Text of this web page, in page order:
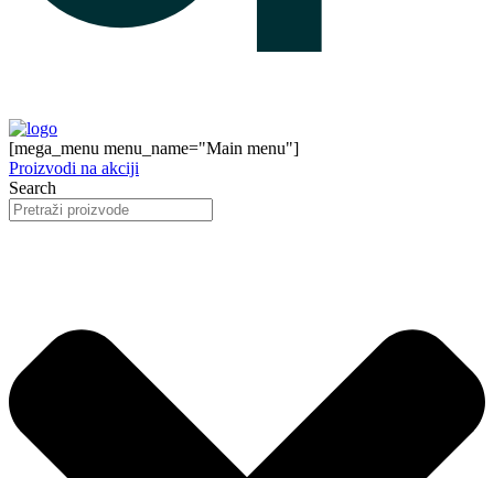
[mega_menu menu_name="Main menu"]
Proizvodi na akciji
Search